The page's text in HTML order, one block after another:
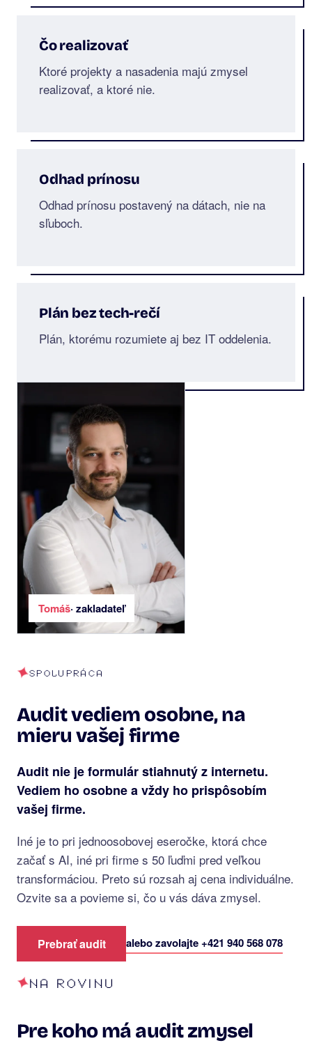
Čo realizovať
Ktoré projekty a nasadenia majú zmysel
realizovať, a ktoré nie.
Odhad prínosu
Odhad prínosu postavený na dátach, nie na
sľuboch.
Plán bez tech-rečí
Plán, ktorému rozumiete aj bez IT oddelenia.
Tomáš· zakladateľ
SPOLUPRÁCA
Audit vediem osobne, na
mieru vašej firme
Audit nie je formulár stiahnutý z internetu.
Vediem ho osobne a vždy ho prispôsobím
vašej firme.
Iné je to pri jednoosobovej eseročke, ktorá chce
začať s AI, iné pri firme s 50 ľuďmi pred veľkou
transformáciou. Preto sú rozsah aj cena individuálne.
Ozvite sa a povieme si, čo u vás dáva zmysel.
Prebrať audit alebo zavolajte +421 940 568 078
NA ROVINU
Pre koho má audit zmysel